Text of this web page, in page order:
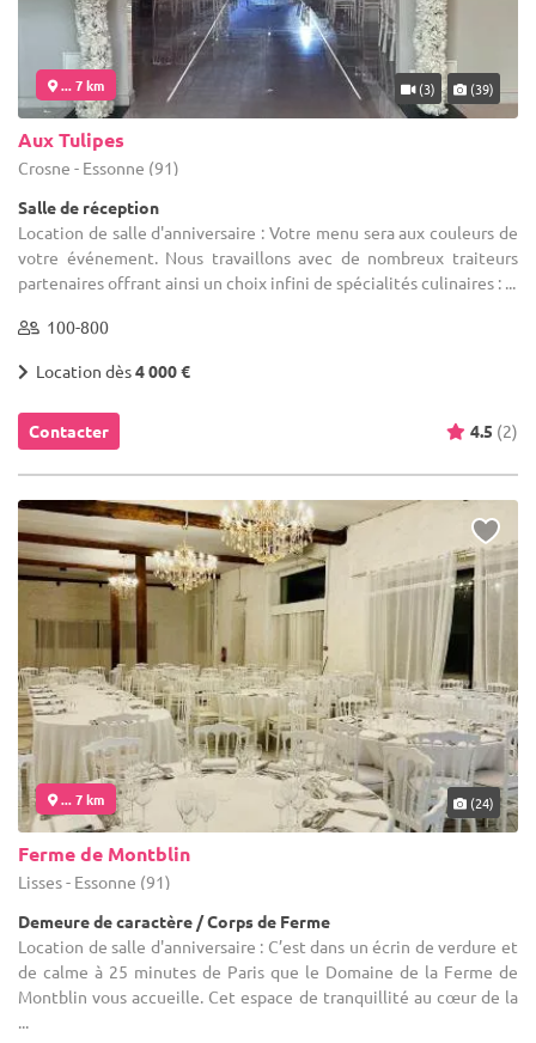
... 7 km (3) (39)
Aux Tulipes
Crosne - Essonne (91)
Salle de réception
Location de salle d'anniversaire : Votre menu sera aux couleurs de
votre événement. Nous travaillons avec de nombreux traiteurs
partenaires offrant ainsi un choix infini de spécialités culinaires : ...
100-800
Location dès4 000 €
Contacter 4.5 (2)
... 7 km (24)
Ferme de Montblin
Lisses - Essonne (91)
Demeure de caractère / Corps de Ferme
Location de salle d'anniversaire : C’est dans un écrin de verdure et
de calme à 25 minutes de Paris que le Domaine de la Ferme de
Montblin vous accueille. Cet espace de tranquillité au cœur de la
...